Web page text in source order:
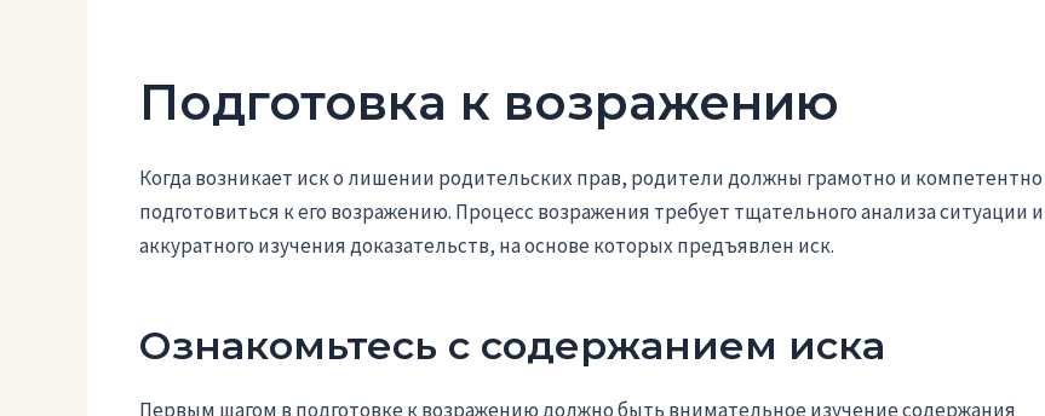
Подготовка к возражению
Когда возникает иск о лишении родительских прав, родители должны грамотно и компетентно
подготовиться к его возражению. Процесс возражения требует тщательного анализа ситуации и
аккуратного изучения доказательств, на основе которых предъявлен иск.
Ознакомьтесь с содержанием иска
Первым шагом в подготовке к возражению должно быть внимательное изучение содержания